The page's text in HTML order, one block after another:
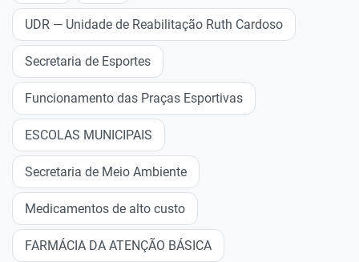
UDR — Unidade de Reabilitação Ruth Cardoso
Secretaria de Esportes
Funcionamento das Praças Esportivas
ESCOLAS MUNICIPAIS
Secretaria de Meio Ambiente
Medicamentos de alto custo
FARMÁCIA DA ATENÇÃO BÁSICA